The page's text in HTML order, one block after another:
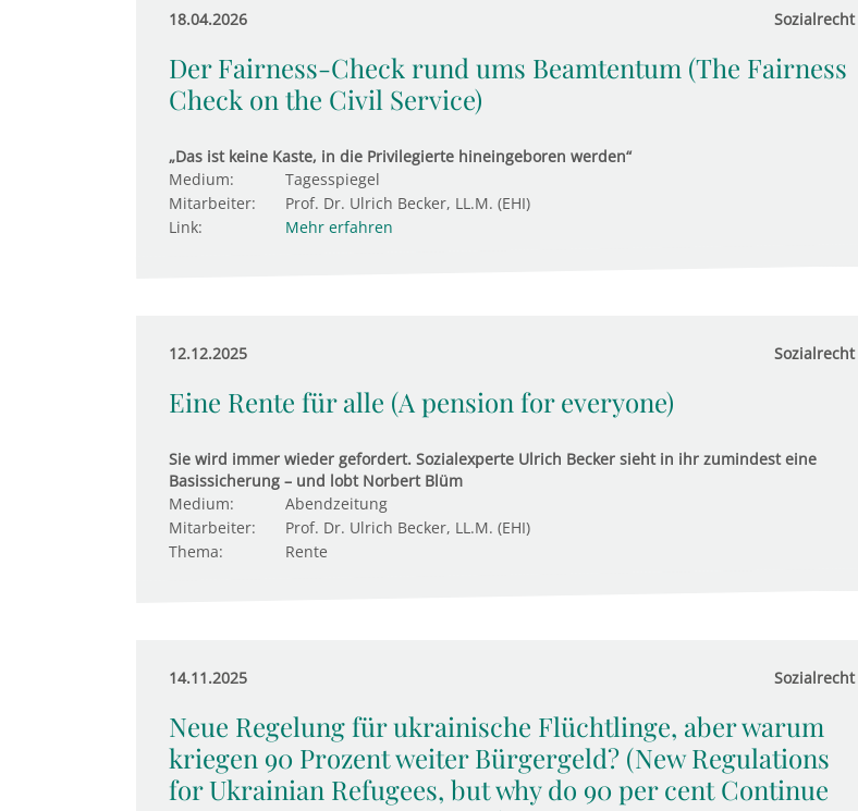
18.04.2026 Sozialrecht
Der Fairness-Check rund ums Beamtentum (The Fairness
Check on the Civil Service)
„Das ist keine Kaste, in die Privilegierte hineingeboren werden“
Medium:
Tagesspiegel
Mitarbeiter:
Prof. Dr. Ulrich Becker, LL.M. (EHI)
Link:
Mehr erfahren
12.12.2025 Sozialrecht
Eine Rente für alle (A pension for everyone)
Sie wird immer wieder gefordert. Sozialexperte Ulrich Becker sieht in ihr zumindest eine
Basissicherung – und lobt Norbert Blüm
Medium:
Abendzeitung
Mitarbeiter:
Prof. Dr. Ulrich Becker, LL.M. (EHI)
Thema:
Rente
14.11.2025 Sozialrecht
Neue Regelung für ukrainische Flüchtlinge, aber warum
kriegen 90 Prozent weiter Bürgergeld? (New Regulations
for Ukrainian Refugees, but why do 90 per cent Continue